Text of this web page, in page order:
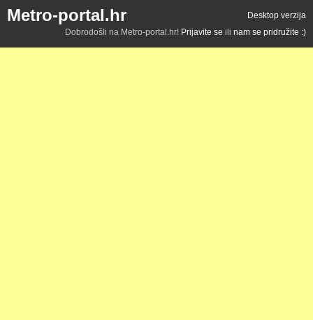
Metro-portal.hr
Desktop verzija
Dobrodošli na Metro-portal.hr! Prijavite se ili nam se pridružite :)